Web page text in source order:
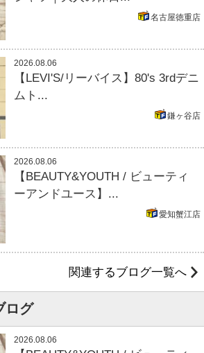
名古屋徳重店
2026.08.06
【LEVI'S/リーバイス】80's 3rdデニ
ムト...
鎌ヶ谷店
2026.08.06
【BEAUTY&YOUTH / ビューティ
ーアンドユース】...
愛知蟹江店
関連するブログ一覧へ
ログ
2026.08.06